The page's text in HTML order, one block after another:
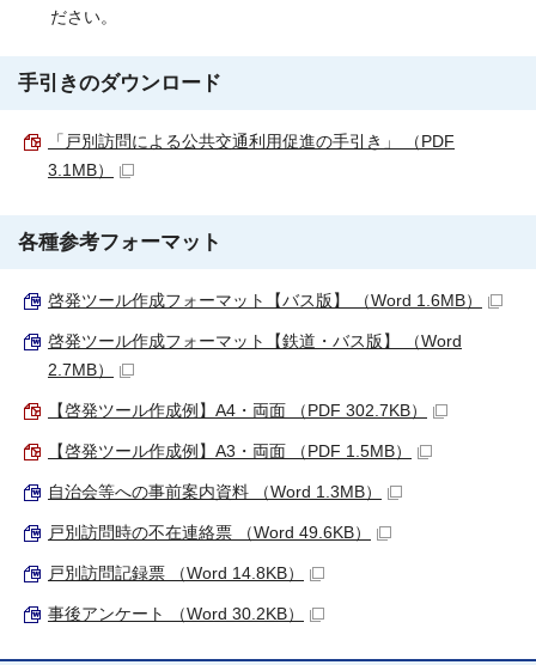
ださい。
手引きのダウンロード
「戸別訪問による公共交通利用促進の手引き」 （PDF
3.1MB）
各種参考フォーマット
啓発ツール作成フォーマット【バス版】 （Word 1.6MB）
啓発ツール作成フォーマット【鉄道・バス版】 （Word
2.7MB）
【啓発ツール作成例】A4・両面 （PDF 302.7KB）
【啓発ツール作成例】A3・両面 （PDF 1.5MB）
自治会等への事前案内資料 （Word 1.3MB）
戸別訪問時の不在連絡票 （Word 49.6KB）
戸別訪問記録票 （Word 14.8KB）
事後アンケート （Word 30.2KB）